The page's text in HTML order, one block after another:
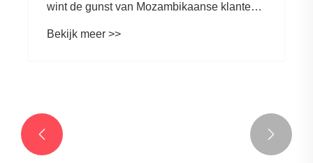
wint de gunst van Mozambikaanse klanten
Bekijk meer >>
 